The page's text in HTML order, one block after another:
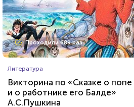
Проходили 689 раз
Литература
Викторина по «Сказке о попе
и о работнике его Балде»
А.С.Пушкина